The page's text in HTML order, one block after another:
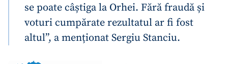
se poate câștiga la Orhei. Fără fraudă și
voturi cumpărate rezultatul ar fi fost
altul”, a menționat Sergiu Stanciu.